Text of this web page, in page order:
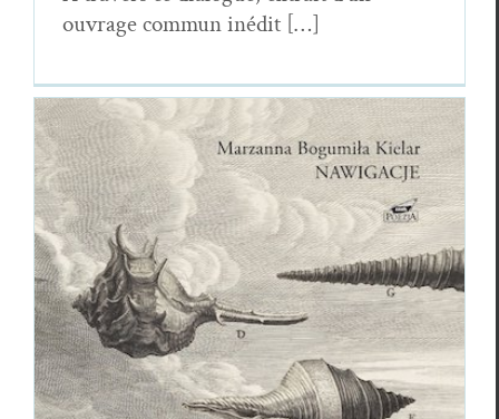
ouvrage com­mun inédit […]
Marzanna Bogumila Kielar
Essais & Chroniques Marzan­na Bogu­mi­la Kielar